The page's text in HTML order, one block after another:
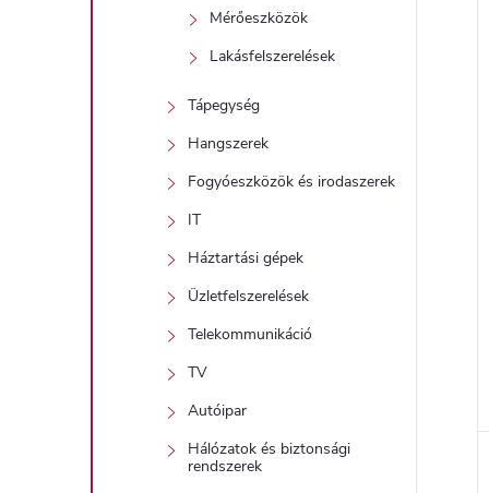
Mérőeszközök
Lakásfelszerelések
Tápegység
Hangszerek
Fogyóeszközök és irodaszerek
IT
Háztartási gépek
Üzletfelszerelések
Telekommunikáció
TV
Autóipar
Hálózatok és biztonsági
rendszerek